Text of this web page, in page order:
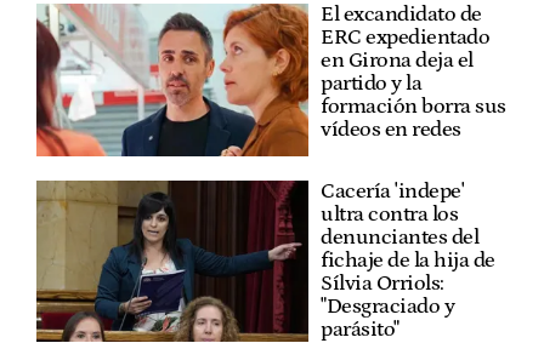
El excandidato de
ERC expedientado
en Girona deja el
partido y la
formación borra sus
vídeos en redes
Cacería 'indepe'
ultra contra los
denunciantes del
fichaje de la hija de
Sílvia Orriols:
"Desgraciado y
parásito"